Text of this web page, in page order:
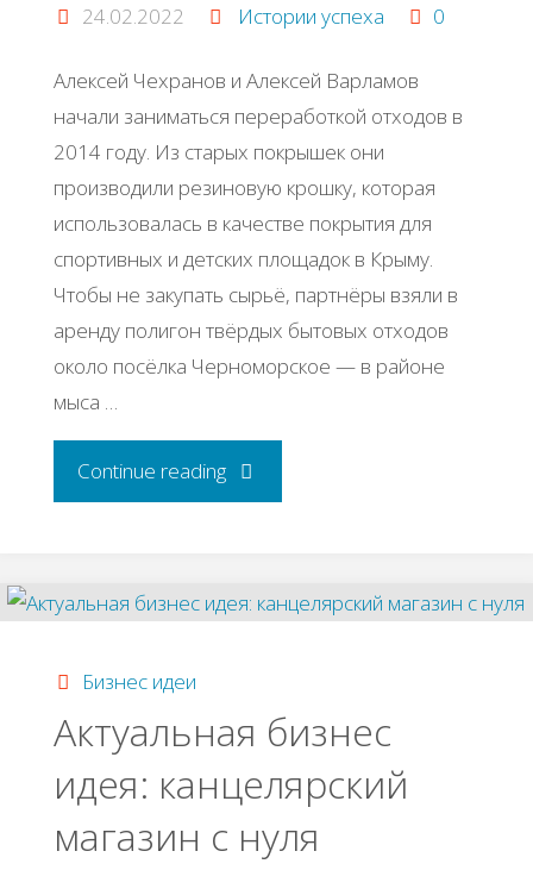
24.02.2022 Истории успеха 0
Алексей Чехранов и Алексей Варламов
начали заниматься переработкой отходов в
2014 году. Из старых покрышек они
производили резиновую крошку, которая
использовалась в качестве покрытия для
спортивных и детских площадок в Крыму.
Чтобы не закупать сырьё, партнёры взяли в
аренду полигон твёрдых бытовых отходов
около посёлка Черноморское — в районе
мыса …
Continue reading"История
инструмент
борьбы
с
Бизнес идеи
Актуальная бизнес
идея: канцелярский
магазин с нуля